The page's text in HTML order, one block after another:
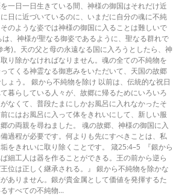
一日一日生きている間、神様の御国はそれだけ近
日に近づいているのに、いまだに自分の魂に不純
のような姿では神様の御国に入ることは難しいで
、神様が聖なる御姿であるように、聖なる群れで
)。天の父と母の永遠なる国に入ろうとしたら、神
り除かなければなりません。魂の全ての不純物を
てくる神霊なる御恵みをいただいて、天国の故郷
ょう。 銀から不純物を除け 以前は、伝統的な祝日
暮らしている人々が、故郷に帰るためにいろいろ
なくて、普段たまにしかお風呂に入れなかったそ
にはお風呂に入って体をきれいにして、新しい服
の両親を尋ねました。 魂の故郷、神様の御国に入
過程が必要です。何よりも先にすべきことは、私
をきれいに取り除くことです。 箴25:4–5 『銀から
細工人は器を作ることができる。王の前から逆ら
位は正しく継承される。』 銀から不純物を除かな
ありません。銀が貴金属として価値を発揮するた
すべての不純物...